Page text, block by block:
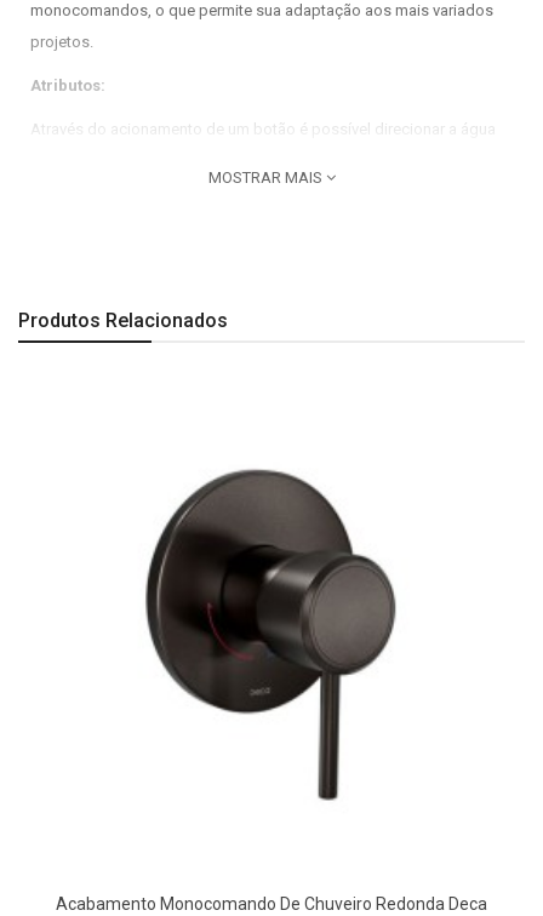
monocomandos, o que permite sua adaptação aos mais variados
projetos.
Atributos:
Através do acionamento de um botão é possível direcionar a água
MOSTRAR MAIS
Produtos Relacionados
Acabamento Monocomando De Chuveiro Redonda Deca